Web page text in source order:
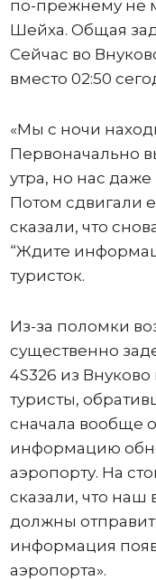
по-прежнему не
Шейха. Общая
Сейчас во
вместо 02:50
«Мы с ночи
Первоначально
утра, но нас
Потом сдвигали
сказали, что
“Ждите
туристок.
Из-за поломки
существенно
4S326 из
туристы,
сначала вообще
информацию
аэропорту. На
сказали, что наш
должны
информация
аэропорта».